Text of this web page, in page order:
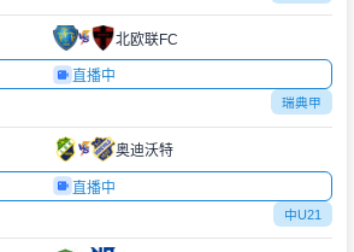
北欧联FC
直播中
瑞典甲
奥迪沃特
直播中
中U21